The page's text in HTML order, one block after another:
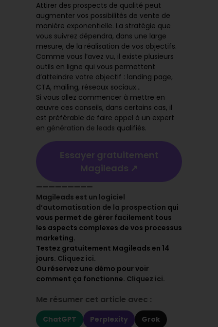
Attirer des prospects de qualité peut
augmenter vos possibilités de vente de
manière exponentielle. La stratégie que
vous suivrez dépendra, dans une large
mesure, de la réalisation de vos objectifs.
Comme vous l’avez vu, il existe plusieurs
outils en ligne qui vous permettent
d’atteindre votre objectif : landing page,
CTA, mailing, réseaux sociaux…
Si vous allez commencer à mettre en
œuvre ces conseils, dans certains cas, il
est préférable de faire appel à un expert
en génération de leads qualifiés.
Essayer gratuitement
Magileads ↗️
—————————
Magileads est un logiciel
d’automatisation de la prospection qui
vous permet de gérer facilement tous
les aspects complexes de vos processus
marketing.
Testez gratuitement Magileads en 14
jours. Cliquez ici.
Ou réservez une démo pour voir
comment ça fonctionne. Cliquez ici.
Me résumer cet article avec :
ChatGPT Perplexity
Grok